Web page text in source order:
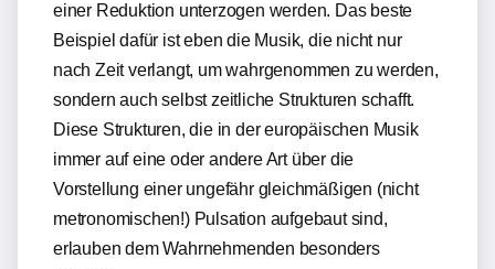
einer Reduktion unterzogen werden. Das beste
Beispiel dafür ist eben die Musik, die nicht nur
nach Zeit verlangt, um wahrgenommen zu werden,
sondern auch selbst zeitliche Strukturen schafft.
Diese Strukturen, die in der europäischen Musik
immer auf eine oder andere Art über die
Vorstellung einer ungefähr gleichmäßigen (nicht
metronomischen!) Pulsation aufgebaut sind,
erlauben dem Wahrnehmenden besonders